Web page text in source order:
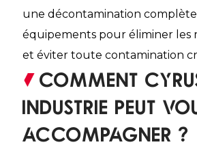
une décontamination
équipements pour éliminer les
et éviter toute contamination
Comment
Industrie peut
accompagner ?